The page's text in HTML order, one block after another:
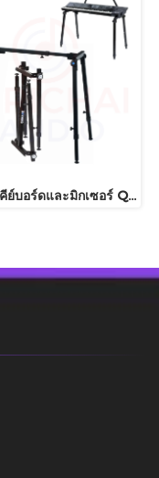
ขาวางคีย์บอร์ดและมิกเซอร์ QuikLok รุ่น WS421